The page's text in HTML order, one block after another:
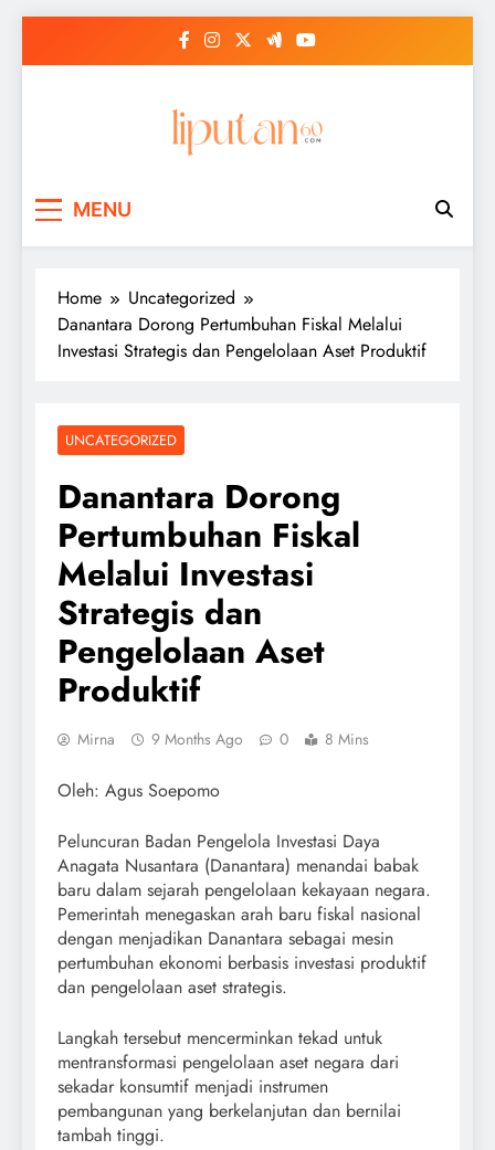
MENU
Home
Uncategorized
Danantara Dorong Pertumbuhan Fiskal Melalui
Investasi Strategis dan Pengelolaan Aset Produktif
UNCATEGORIZED
Danantara Dorong
Pertumbuhan Fiskal
Melalui Investasi
Strategis dan
Pengelolaan Aset
Produktif
Mirna 9 Months Ago 0 8 Mins
Oleh: Agus Soepomo
Peluncuran Badan Pengelola Investasi Daya
Anagata Nusantara (Danantara) menandai babak
baru dalam sejarah pengelolaan kekayaan negara.
Pemerintah menegaskan arah baru fiskal nasional
dengan menjadikan Danantara sebagai mesin
pertumbuhan ekonomi berbasis investasi produktif
dan pengelolaan aset strategis.
Langkah tersebut mencerminkan tekad untuk
mentransformasi pengelolaan aset negara dari
sekadar konsumtif menjadi instrumen
pembangunan yang berkelanjutan dan bernilai
tambah tinggi.